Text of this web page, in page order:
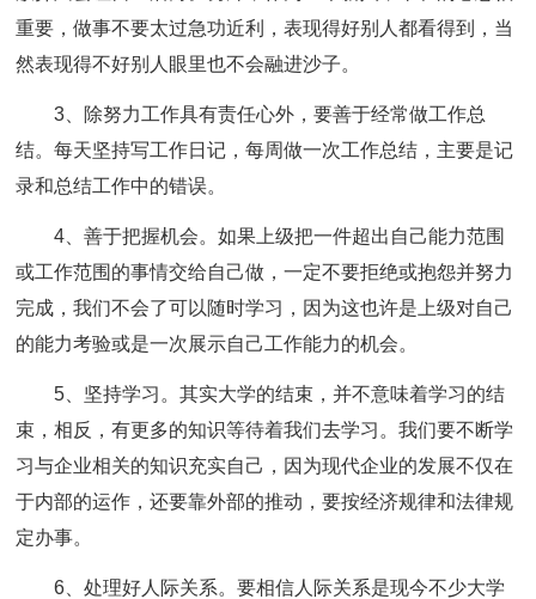
重要，做事不要太过急功近利，表现得好别人都看得到，当
然表现得不好别人眼里也不会融进沙子。
3、除努力工作具有责任心外，要善于经常做工作总
结。每天坚持写工作日记，每周做一次工作总结，主要是记
录和总结工作中的错误。
4、善于把握机会。如果上级把一件超出自己能力范围
或工作范围的事情交给自己做，一定不要拒绝或抱怨并努力
完成，我们不会了可以随时学习，因为这也许是上级对自己
的能力考验或是一次展示自己工作能力的机会。
5、坚持学习。其实大学的结束，并不意味着学习的结
束，相反，有更多的知识等待着我们去学习。我们要不断学
习与企业相关的知识充实自己，因为现代企业的发展不仅在
于内部的运作，还要靠外部的推动，要按经济规律和法律规
定办事。
6、处理好人际关系。要相信人际关系是现今不少大学